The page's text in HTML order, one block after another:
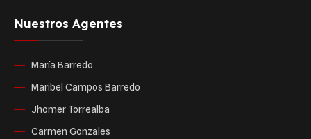
Nuestros Agentes
María Barredo
Maribel Campos Barredo
Jhomer Torrealba
Carmen Gonzales